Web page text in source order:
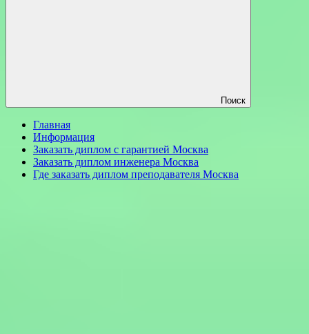
Поиск
Главная
Информация
Заказать диплом с гарантией Москва
Заказать диплом инженера Москва
Где заказать диплом преподавателя Москва